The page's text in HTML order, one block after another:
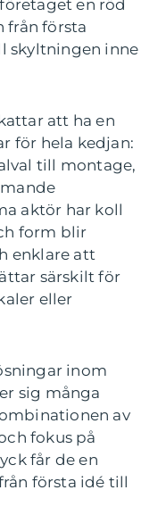
en röd
från första
skyltningen inne
att ha en
för hela kedjan:
till montage,
aktör har koll
form blir
enklare att
särskilt för
eller
inom
sig många
av
fokus på
får de en
första idé till